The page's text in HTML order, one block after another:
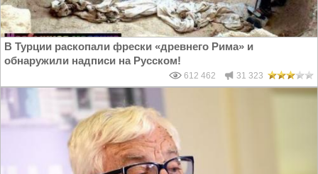
В Турции раскопали фрески «древнего Рима» и
обнаружили надписи на Русском!
612 462 31 323